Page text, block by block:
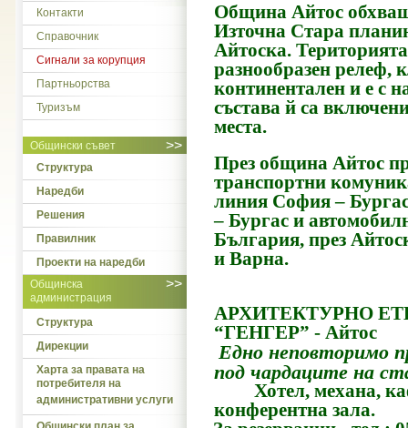
Контакти
Справочник
Сигнали за корупция
Партньорства
Туризъм
>>
Общински съвет
Структура
Наредби
Решения
Правилник
Проекти на наредби
>>
Общинска
администрация
Структура
Дирекции
Харта за правата на
потребителя на
административни услуги
Община Айтос
Източна Стара
Айтоска.
разнообразен релеф,
континентален и е с
състава й са
места.
През община Айтос
транспортни
линия София –
– Бургас и
България, през
и Варна.
АРХИТЕКТУРНО
“ГЕНГЕР” - Айтос
Едно неповторимо
под чардаците на
Хотел, механа,
конферентна зала.